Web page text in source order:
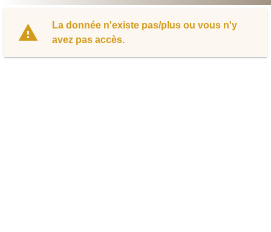
La donnée n'existe pas/plus ou vous n'y
avez pas accès.